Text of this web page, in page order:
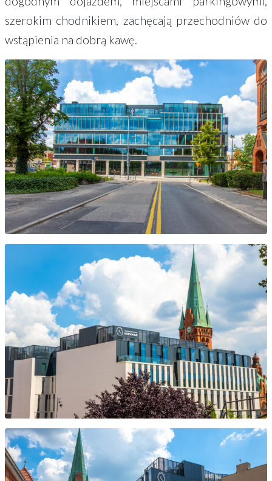
szerokim chodnikiem, zachęcają przechodniów do
wstąpienia na dobrą kawę.